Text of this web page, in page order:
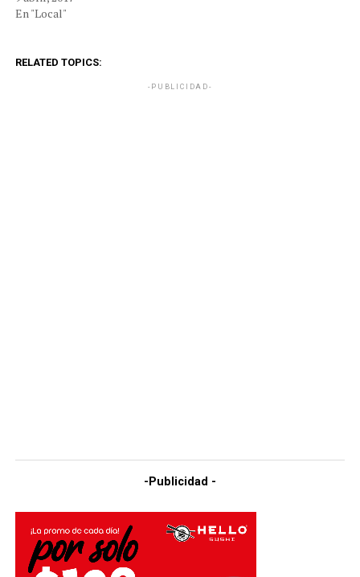
En "Local"
RELATED TOPICS:
-PUBLICIDAD-
-Publicidad -